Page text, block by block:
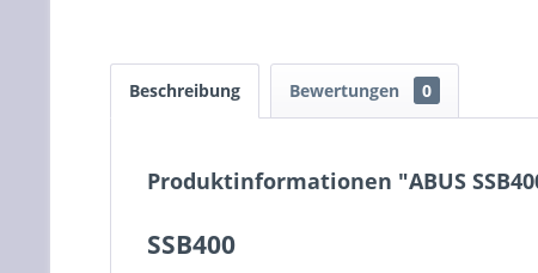
Beschreibung Bewertungen 0
Produktinformationen "ABUS
SSB400